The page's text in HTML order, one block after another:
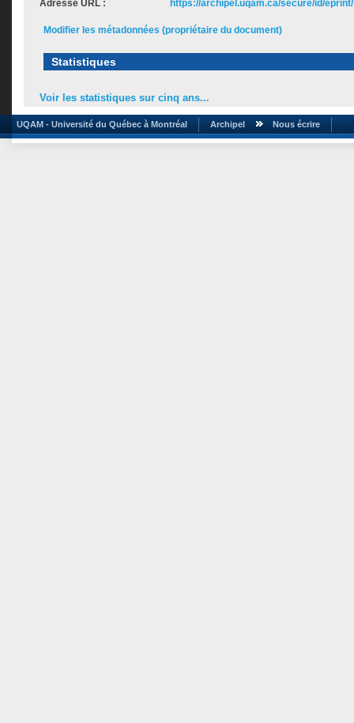
Adresse URL : https://archipel.uqam.ca/secure/id/
Modifier les métadonnées (propriétaire du document)
Statistiques
Voir les statistiques sur cinq ans...
UQAM - Université du Québec à Montréal Archipel Nous écrire